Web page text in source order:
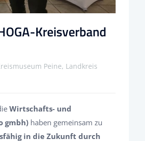
Kreisverband
Peine, Landkreis
Wirtschafts- und
gmbh) haben gemeinsam zu
in die Zukunft durch